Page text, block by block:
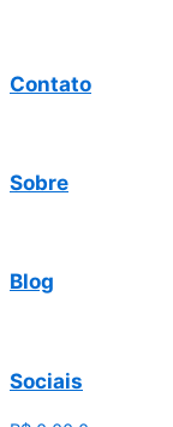
Contato
Sobre
Blog
Sociais